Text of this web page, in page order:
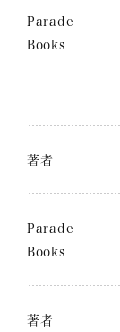
Parade
Books
著者
Parade
Books
著者